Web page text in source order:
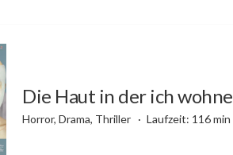
Die Haut in der ich wohne
Horror, Drama, Thriller Laufzeit: 116 min